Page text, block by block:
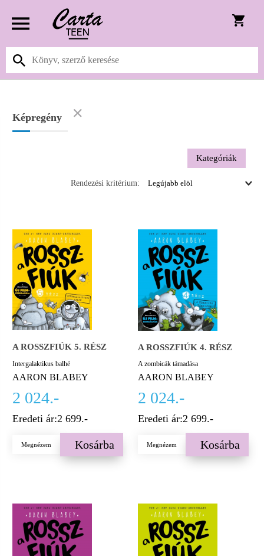
Képregény
Kategóriák
Rendezési kritérium:
A ROSSZFIÚK 5. RÉSZ
Intergalaktikus balhé
AARON BLABEY
2 024.-
Eredeti ár:2 699.-
Megnézem Kosárba
A ROSSZFIÚK 4. RÉSZ
A zombicák támadása
AARON BLABEY
2 024.-
Eredeti ár:2 699.-
Megnézem Kosárba